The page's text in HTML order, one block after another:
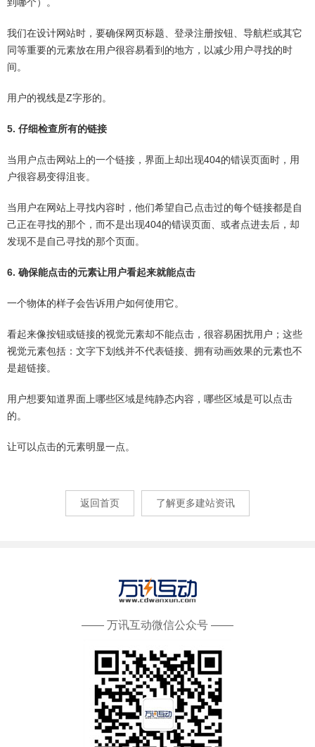
我们在设计网站时，要确保网页标题、登录注册按钮、导航栏或其它
同等重要的元素放在用户很容易看到的地方，以减少用户寻找的时
间。
用户的视线是Z字形的。
5. 仔细检查所有的链接
当用户点击网站上的一个链接，界面上却出现404的错误页面时，用
户很容易变得沮丧。
当用户在网站上寻找内容时，他们希望自己点击过的每个链接都是自
己正在寻找的那个，而不是出现404的错误页面、或者点进去后，却
发现不是自己寻找的那个页面。
6. 确保能点击的元素让用户看起来就能点击
一个物体的样子会告诉用户如何使用它。
看起来像按钮或链接的视觉元素却不能点击，很容易困扰用户；这些
视觉元素包括：文字下划线并不代表链接、拥有动画效果的元素也不
是超链接。
用户想要知道界面上哪些区域是纯静态内容，哪些区域是可以点击
的。
让可以点击的元素明显一点。
返回首页 了解更多建站资讯
—— 万讯互动微信公众号 ——